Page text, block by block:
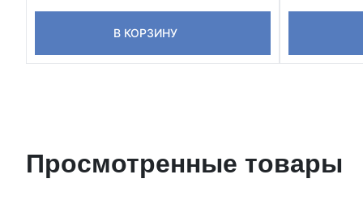
В КОРЗИНУ
Просмотренные товары